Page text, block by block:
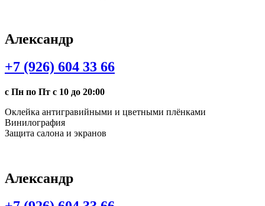
Александр
+7 (926) 604 33 66
с Пн по Пт с 10 до 20:00
Оклейка антигравийными и цветными плёнками
Винилография
Защита салона и экранов
Александр